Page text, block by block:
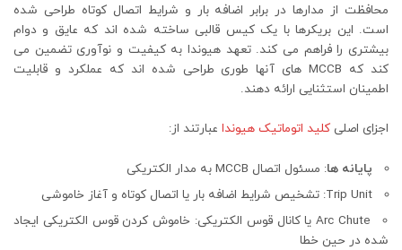
محافظت از مدارها در برابر اضافه بار و شرایط اتصال کوتاه طراحی شده
است. این بریکرها با یک کیس قالبی ساخته شده اند که عایق و دوام
بیشتری را فراهم می کند. تعهد هیوندا به کیفیت و نوآوری تضمین می
کند که MCCB های آنها طوری طراحی شده اند که عملکرد و قابلیت
اطمینان استثنایی ارائه دهند.
اجزای اصلی کلید اتوماتیک هیوندا عبارتند از:
پایانه ها: مسئول اتصال MCCB به مدار الکتریکی
Trip Unit: تشخیص شرایط اضافه بار یا اتصال کوتاه و آغاز خاموشی
Arc Chute یا کانال قوس الکتریکی: خاموش کردن قوس الکتریکی ایجاد
شده در حین خطا